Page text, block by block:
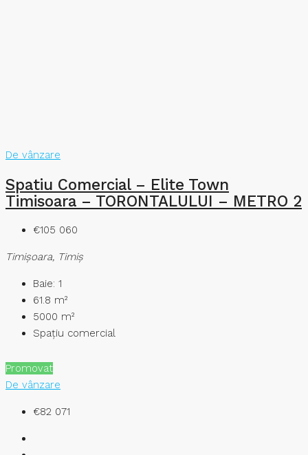
De vânzare
Spatiu Comercial – Elite Town
Timisoara – TORONTALULUI – METRO 2
€105 060
Timişoara, Timiș
Baie: 1
61.8 m²
5000 m²
Spațiu comercial
Promovat
De vânzare
€82 071